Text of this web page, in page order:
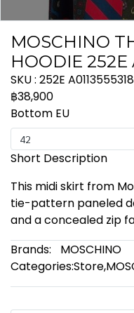
MOSCHINO
HOODIE 252E
SKU : 252E
฿38,900
Bottom EU
42
Short Description
This midi skirt from
tie-pattern paneled
and a concealed zip
Brands:
MOSCHINO
Categories:Store,